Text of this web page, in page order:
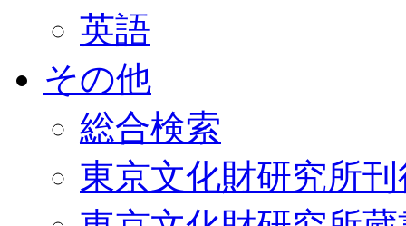
英語
その他
総合検索
東京文化財研究所